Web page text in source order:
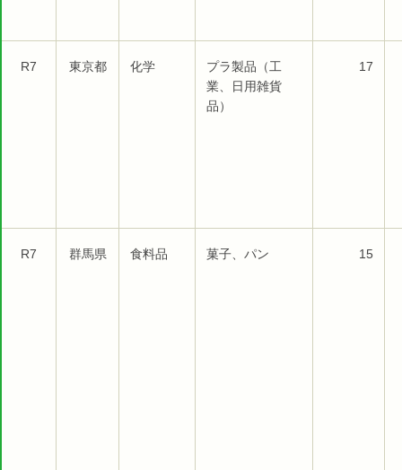
R7 東京都 化学
プラ製品（工
業、日用雑貨
品）
17
R7 群馬県 食料品 菓子、パン 15